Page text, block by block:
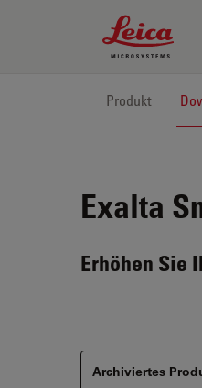
Leica
Produkt
Exalta
Erhöhen Sie
Archiviertes